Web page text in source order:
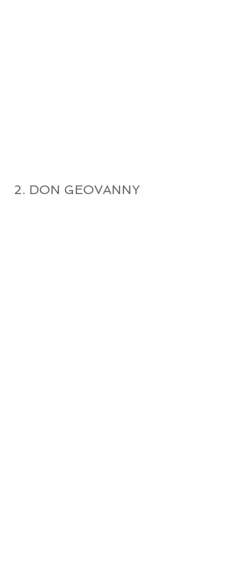
2. DON GEOVANNY